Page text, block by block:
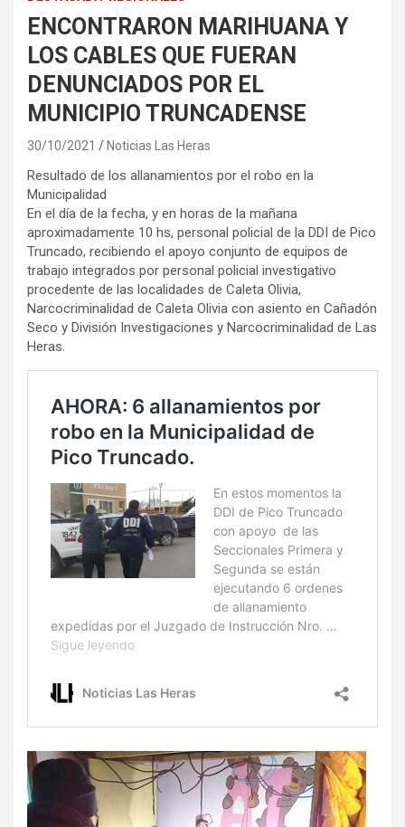
ENCONTRARON MARIHUANA Y
LOS CABLES QUE FUERAN
DENUNCIADOS POR EL
MUNICIPIO TRUNCADENSE
30/10/2021 Noticias Las Heras
Resultado de los allanamientos por el robo en la
Municipalidad
En el día de la fecha, y en horas de la mañana
aproximadamente 10 hs, personal policial de la DDI de Pico
Truncado, recibiendo el apoyo conjunto de equipos de
trabajo integrados por personal policial investigativo
procedente de las localidades de Caleta Olivia,
Narcocriminalidad de Caleta Olivia con asiento en Cañadón
Seco y División Investigaciones y Narcocriminalidad de Las
Heras.